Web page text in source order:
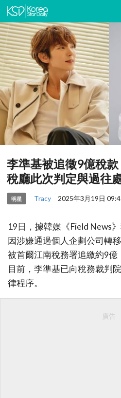
李準基被追徵9億稅
稅廳此次判定與過往
明星 Tracy 2025年3月19日
19日，據韓媒《Field News
因涉嫌通過個人企劃公司轉
被首爾江南稅務署追繳約9億
目前，李準基已向稅務裁判
律程序。
廣告